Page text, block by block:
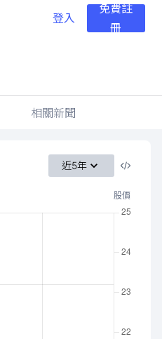
登入
免費註
冊
相關新聞
近5年